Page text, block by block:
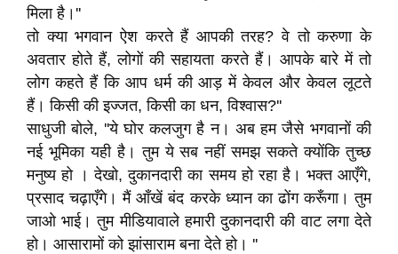
मिला है।''
तो क्या भगवान ऐश करते हैं आपकी तरह? वे तो करुणा के
अवतार होते हैं, लोगों की सहायता करते हैं। आपके बारे में तो
लोग कहते हैं कि आप धर्म की आड़ में केवल और केवल लूटते
हैं। किसी की इज्जत, किसी का धन, विश्वास?''
साधुजी बोले, ''ये घोर कलजुग है न। अब हम जैसे भगवानों की
नई भूमिका यही है। तुम ये सब नहीं समझ सकते क्योंकि तुच्छ
मनुष्य हो । देखो, दुकानदारी का समय हो रहा है। भक्त आएँगे,
प्रसाद चढ़ाएँगे। मैं आँखें बंद करके ध्यान का ढोंग करूँगा। तुम
जाओ भाई। तुम मीडियावाले हमारी दुकानदारी की वाट लगा देते
हो। आसारामों को झांसाराम बना देते हो। ''